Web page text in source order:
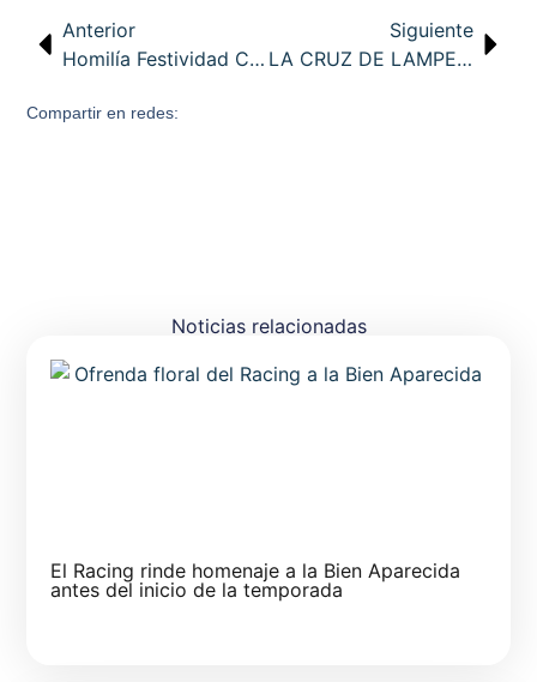
Anterior
Homilía Festividad Corpus Christi 2017
Siguiente
LA CRUZ DE LAMPEDUSA SERÁ RECIBIDA, ESTE MARTES, POR VARIOS COLEGIOS EN LA PLAZA PORTICADA
Compartir en redes:
Noticias relacionadas
El Racing rinde homenaje a la Bien Aparecida
antes del inicio de la temporada